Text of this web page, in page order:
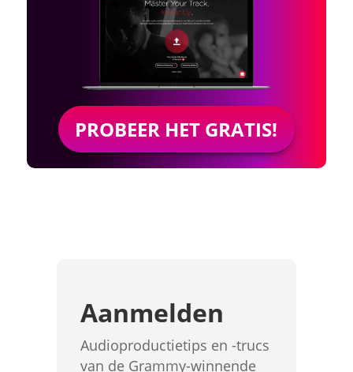
PROBEER HET GRATIS!
Aanmelden
Audioproductietips en -trucs
van de Grammy-winnende